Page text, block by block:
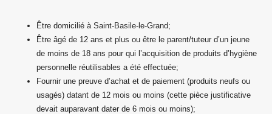
Être domicilié à Saint-Basile-le-Grand;
Être âgé de 12 ans et plus ou être le parent/tuteur d’un jeune
de moins de 18 ans pour qui l’acquisition de produits d’hygiène
personnelle réutilisables a été effectuée;
Fournir une preuve d’achat et de paiement (produits neufs ou
usagés) datant de 12 mois ou moins (cette pièce justificative
devait auparavant dater de 6 mois ou moins);